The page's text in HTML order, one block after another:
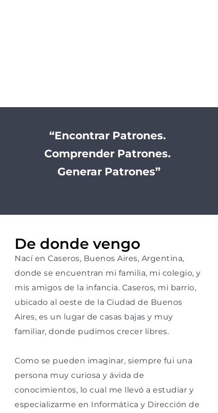
“Encontrar Patrones.
Comprender Patrones.
Generar Patrones”
De donde vengo
Nací en Caseros, Buenos Aires, Argentina,
donde se encuentran mi familia, mi colegio, y
mis amigos de la infancia. Caseros, mi barrio,
ubicado al oeste de la Ciudad de Buenos
Aires, es un lugar de casas bajas y muy
familiar, donde pudimos crecer libres.
Como se pueden imaginar, siempre fui una
persona muy curiosa y ávida de
conocimientos, lo cual me llevó a estudiar y
especializarme en Informática y Dirección de